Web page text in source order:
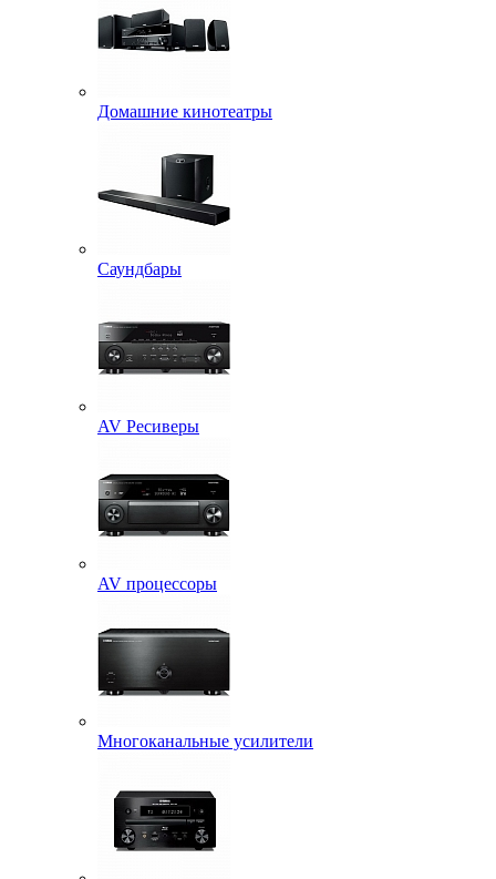
Домашние кинотеатры
Саундбары
AV Ресиверы
AV процессоры
Многоканальные усилители